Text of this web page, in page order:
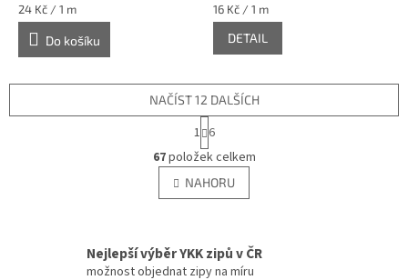
Měrná
cena:
24 Kč / 1 m
Do košíku
Měrná
cena:
16 Kč / 1 m
DETAIL
O
v
l
á
c
í
NAČÍST 12 DALŠÍCH
t
r
á
n
k
á
n
1 6
67položek celkem
NAHORU
Nejlepší výběr YKK zipů v ČR
možnost objednat zipy na míru